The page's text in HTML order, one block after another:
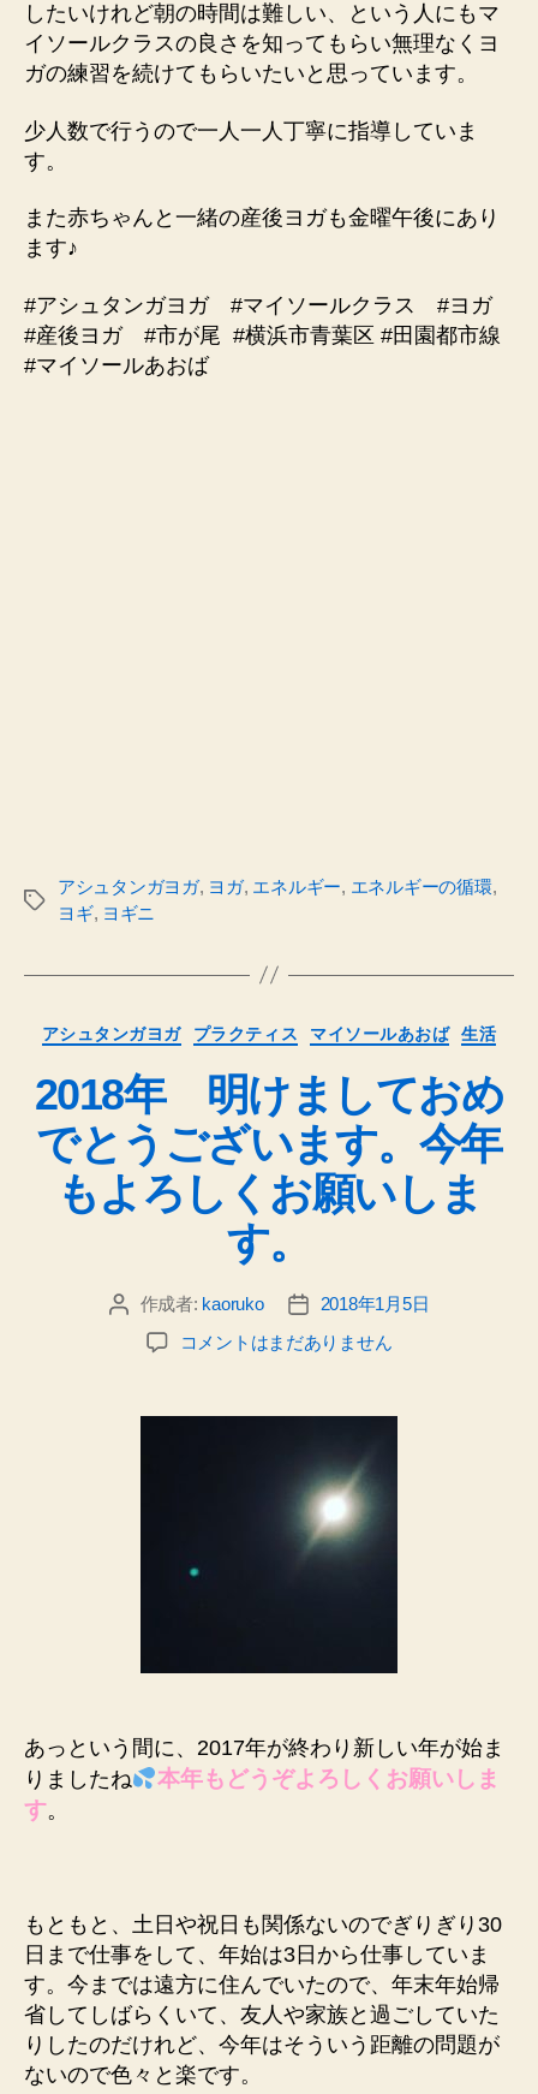
したいけれど朝の時間は難しい、という人にもマ
イソールクラスの良さを知ってもらい無理なくヨ
ガの練習を続けてもらいたいと思っています。
少人数で行うので一人一人丁寧に指導していま
す。
また赤ちゃんと一緒の産後ヨガも金曜午後にあり
ます♪
#アシュタンガヨガ #マイソールクラス #ヨガ
#産後ヨガ #市が尾 #横浜市青葉区 #田園都市線
#マイソールあおば
タ
アシュタンガヨガ, ヨガ, エネルギー, エネルギーの循環,
ヨギ, ヨギニ
カ
ゴ
リ
ー
アシュタンガヨガ プラクティス マイソールあおば 生活
2018年 明けましておめ
でとうございます。今年
もよろしくお願いしま
す。
投 作成者: kaoruko
投
稿
日
2018年1月5日
2018
け
で
す。
今
し
く
お
願
い
し
ま
コメントはまだありません
あっという間に、2017年が終わり新しい年が始ま
りましたね
本年もどうぞよろしくお願いしま
す。
もともと、土日や祝日も関係ないのでぎりぎり30
日まで仕事をして、年始は3日から仕事していま
す。今までは遠方に住んでいたので、年末年始帰
省してしばらくいて、友人や家族と過ごしていた
りしたのだけれど、今年はそういう距離の問題が
ないので色々と楽です。